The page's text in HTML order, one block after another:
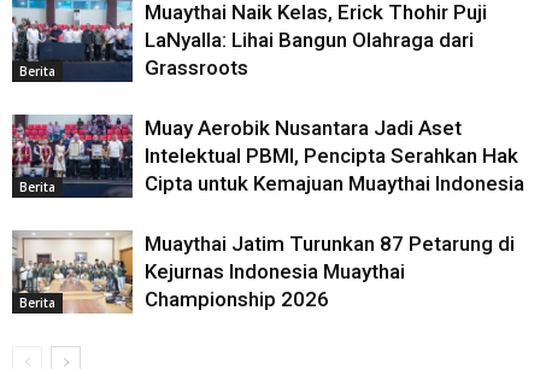
Berita
Muaythai Naik Kelas, Erick Thohir Puji
LaNyalla: Lihai Bangun Olahraga dari
Grassroots
Berita
Muay Aerobik Nusantara Jadi Aset
Intelektual PBMI, Pencipta Serahkan Hak
Cipta untuk Kemajuan Muaythai Indonesia
Berita
Muaythai Jatim Turunkan 87 Petarung di
Kejurnas Indonesia Muaythai
Championship 2026